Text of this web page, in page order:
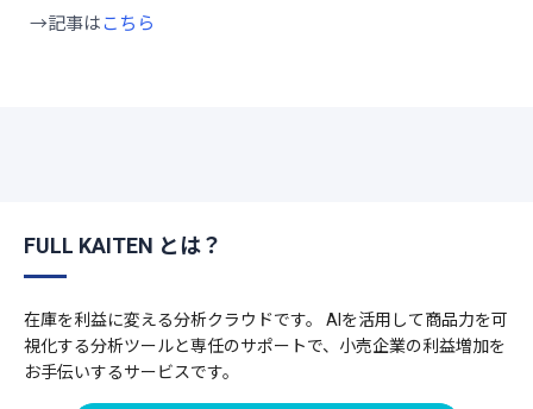
→記事はこ ちら
FULL KAITEN とは？
在庫を利益に変える分析クラウドです。 AIを活用して商品力を可
視化する分析ツールと専任のサポートで、小売企業の利益増加を
お手伝いするサービスです。